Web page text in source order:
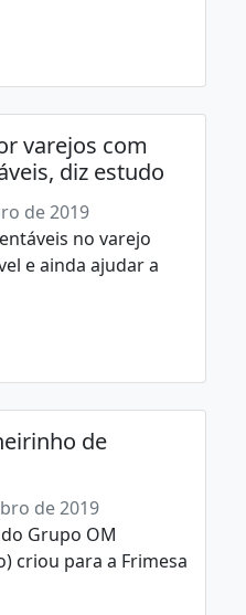
varejos com
diz estudo
de 2019
no varejo
e ainda ajudar a
de
de 2019
Grupo OM
criou para a Frimesa